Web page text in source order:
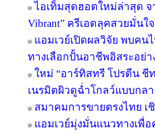
ไอเท็มสุดฮอตใหม่ล่าสุด จ
Vibrant” ครีเอตลุคสวยมั่น
แอมเวย์เปิดผลวิจัย พบคน
ทางเลือกปั้นอาชีพอิสระอย่า
ใหม่ “อาร์ทิสทรี โปรตีน
เนรมิตผิวดูฉ่ำโกลว์แบบกล
สมาคมการขายตรงไทย เ
แอมเวย์มุ่งมั่นแนวทางเพื่